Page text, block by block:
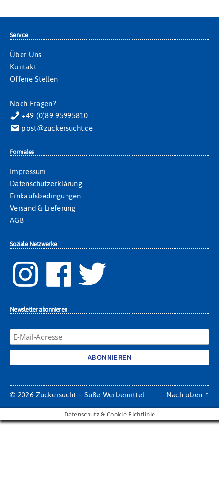
Service
Über Uns
Kontakt
Offene Stellen
Noch Fragen?
+49 (0)89 95995810
post@zuckersucht.de
Formales
Impressum
Datenschutzerklärung
Einkaufsbedingungen
Versand & Lieferung
AGB
Soziale Netzwerke
Newsletter abonnieren
© 2026 Zuckersucht – Süße Werbemittel Nach oben ↑
Datenschutz & Cookie Richtlinie